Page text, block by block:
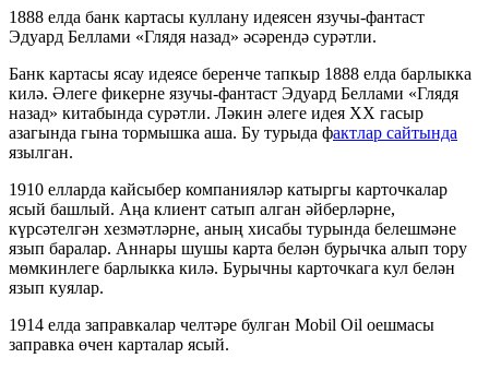
1888 елда банк картасы куллану идеясен язучы-фантаст
Эдуард Беллами «Глядя назад» әсәрендә сурәтли.
Банк картасы ясау идеясе беренче тапкыр 1888 елда барлыкка
килә. Әлеге фикерне язучы-фантаст Эдуард Беллами «Глядя
назад» китабында сурәтли. Ләкин әлеге идея ХХ гасыр
азагында гына тормышка аша. Бу турыда фактлар сайтында
язылган.
1910 елларда кайсыбер компанияләр катыргы карточкалар
ясый башлый. Аңа клиент сатып алган әйберләрне,
күрсәтелгән хезмәтләрне, аның хисабы турында белешмәне
язып баралар. Аннары шушы карта белән бурычка алып тору
мөмкинлеге барлыкка килә. Бурычны карточкага кул белән
язып куялар.
1914 елда заправкалар челтәре булган Mobil Oil оешмасы
заправка өчен карталар ясый.